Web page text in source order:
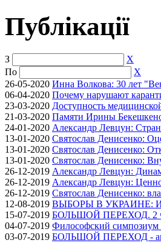
Публікації
З
X
По
X
26-05-2020 Инна Волкова: 30 лет
06-04-2020 Почему нарушают
23-03-2020 Доступность
21-03-2020 Памяти Ирины
24-01-2020 Александр Левцун:
13-01-2020 Святослав Денисенко:
13-01-2020 Святослав Денисенко:
13-01-2020 Святослав Денисенко:
26-12-2019 Александр Левцун:
26-12-2019 Александр Левцун:
26-12-2019 Святослав Денисенко:
12-08-2019 ВЫБОРЫ В УКРАИНЕ:
15-07-2019 БОЛЬШОЙ ПЕРЕХОД. 2
04-07-2019 Философский симпозиум
03-07-2019 БОЛЬШОЙ ПЕРЕХОД -